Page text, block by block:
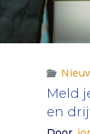
Meld
en